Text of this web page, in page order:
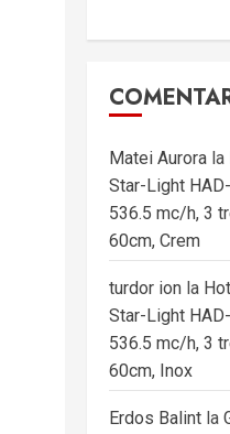
Matei Aurora la
Star-Light
536.5 mc/h, 3
60cm, Crem
turdor ion la
Star-Light
536.5 mc/h, 3
60cm, Inox
Erdos Balint la